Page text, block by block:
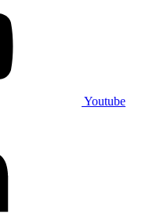
Youtube